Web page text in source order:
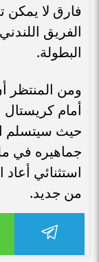
فارق لا يمكن
الفريق
البطولة.
ومن المنتظر
أمام كريستال
حيث سيتسلم
جماهيره في
استثنائي
من جديد.